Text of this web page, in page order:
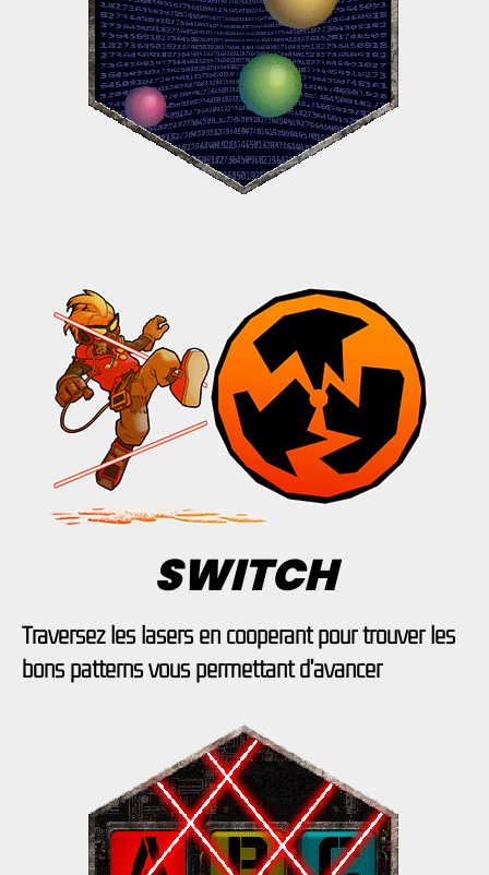
SWITCH
Traversez les lasers en coopérant pour trouver les
bons patterns vous permettant d'avancer